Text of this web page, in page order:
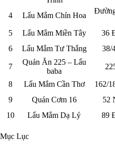
4 Lẩu Mắm Chín Hoa
5 Lẩu Mắm Miền Tây 36
6
Lẩu Mắm Tư Thắng 38/
7
Quán Ăn 225 – Lẩu
baba
8 Lẩu Mắm Cần Thơ 162/
9
Quán Cơm 16 52
10
Lẩu Mắm Dạ Lý 89
Mục Lục